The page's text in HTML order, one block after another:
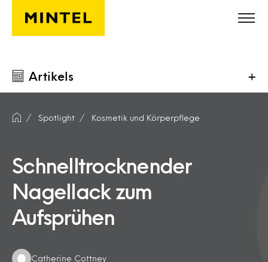
Skip to main content
Artikels +
Spotlight Kosmetik und Körperpflege
Schnelltrocknender
Nagellack zum
Aufsprühen
Authors:
Catherine Cottney